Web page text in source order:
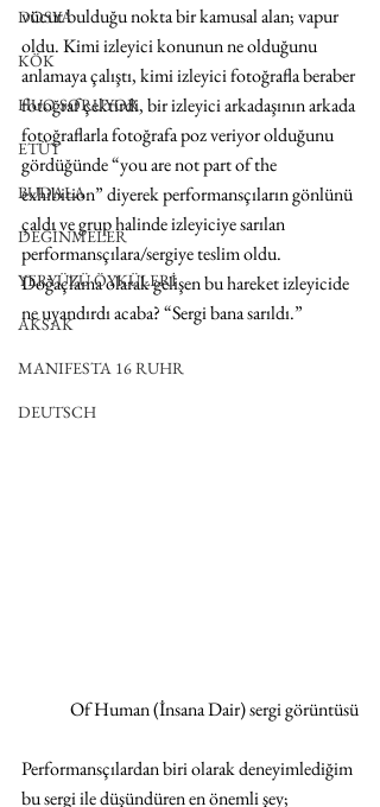
DOSYA
KÖK
HUO SORUYOR
ETÜT
BUDALA
DEĞİNMELER
YERYÜZÜ ÖYKÜLERİ
AKSAK
MANIFESTA 16 RUHR
DEUTSCH
vücut bulduğu nokta bir kamusal alan; vapur
oldu. Kimi izleyici konunun ne olduğunu
anlamaya çalıştı, kimi izleyici fotoğrafla beraber
fotoğraf çektirdi, bir izleyici arkadaşının arkada
fotoğraflarla fotoğrafa poz veriyor olduğunu
gördüğünde “you are not part of the
exhibition” diyerek performansçıların gönlünü
çaldı ve grup halinde izleyiciye sarılan
performansçılara/sergiye teslim oldu.
Doğaçlama olarak gelişen bu hareket izleyicide
ne uyandırdı acaba? “Sergi bana sarıldı.”
Of Human (İnsana Dair) sergi görüntüsü
Performansçılardan biri olarak deneyimlediğim
bu sergi ile düşündüren en önemli şey;